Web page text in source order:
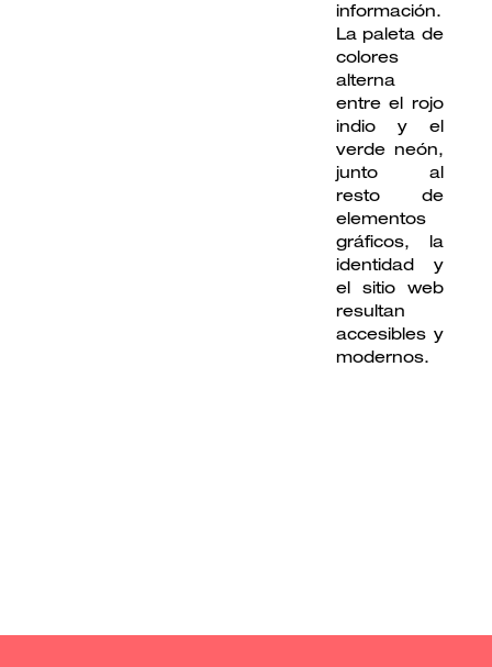
información.
La paleta de
colores
alterna
entre el rojo
indio y el
verde neón,
junto al
resto de
elementos
gráficos, la
identidad y
el sitio web
resultan
accesibles y
modernos.